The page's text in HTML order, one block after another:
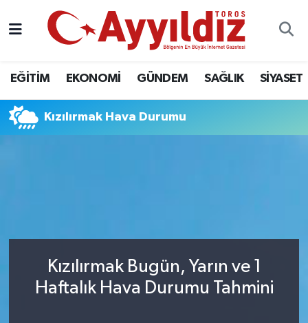
EĞİTİM EKONOMİ GÜNDEM SAĞLIK SİYASET
Kızılırmak Hava Durumu
Kızılırmak Bugün, Yarın ve 1
Haftalık Hava Durumu Tahmini